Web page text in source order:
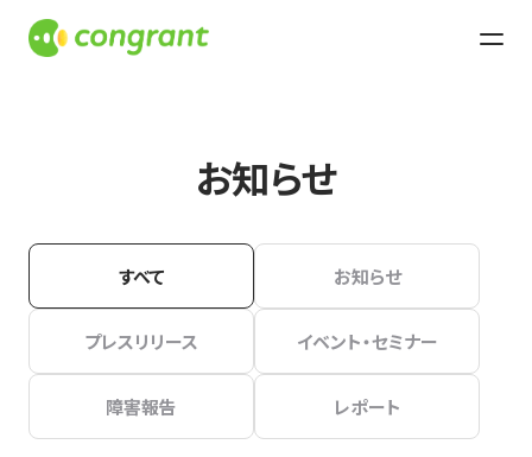
お知らせ
すべて お知らせ
プレスリリース イベント・セミナー
障害報告 レポート